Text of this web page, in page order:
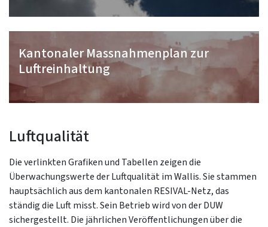
Kantonaler Massnahmenplan zur
Luftreinhaltung
Luftqualität
Die verlinkten Grafiken und Tabellen zeigen die
Überwachungswerte der Luftqualität im Wallis. Sie stammen
hauptsächlich aus dem kantonalen RESIVAL-Netz, das
ständig die Luft misst. Sein Betrieb wird von der DUW
sichergestellt. Die jährlichen Veröffentlichungen über die